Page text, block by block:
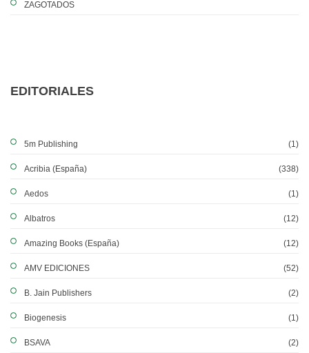
ZAGOTADOS
EDITORIALES
5m Publishing (1)
Acribia (España) (338)
Aedos (1)
Albatros (12)
Amazing Books (España) (12)
AMV EDICIONES (52)
B. Jain Publishers (2)
Biogenesis (1)
BSAVA (2)